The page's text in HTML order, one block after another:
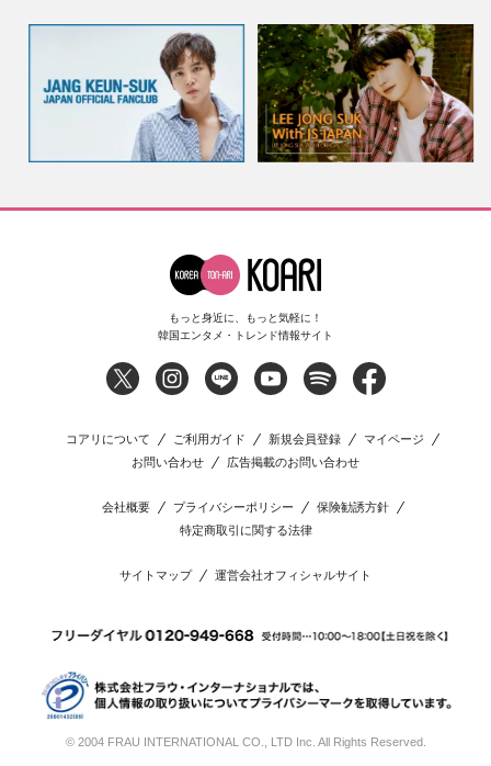
もっと身近に、もっと気軽に！
韓国エンタメ・トレンド情報サイト
コアリについて ご利用ガイド 新規会員登録
マイページ
お問い合わせ
広告掲載のお問い合わせ
会社概要 プライバシーポリシー
保険勧誘方針
特定商取引に関する法律
サイトマップ 運営会社オフィシャルサイト
© 2004 FRAU INTERNATIONAL CO., LTD Inc. All Rights Reserved.